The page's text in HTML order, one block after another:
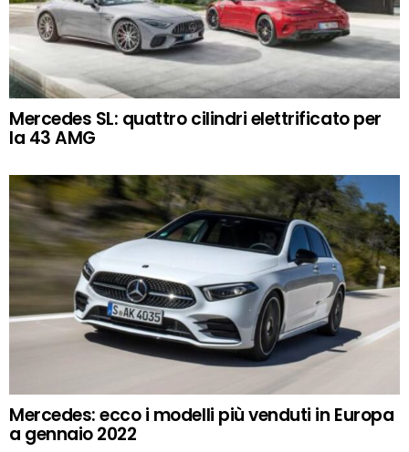
Mercedes SL: quattro cilindri elettrificato per
la 43 AMG
Mercedes: ecco i modelli più venduti in Europa
a gennaio 2022